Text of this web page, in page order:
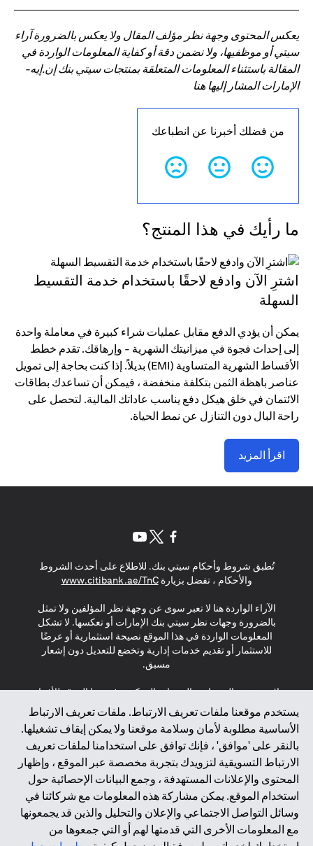
يعكس المحتوى وجهة نظر مؤلف المقال ولا يعكس بالضرورة آراء
سيتي أو موظفيها، ولا نضمن دقة أو كفاية المعلومات الواردة في
المقالة باستثناء المعلومات المتعلقة بمنتجات سيتي بنك إن.إيه-
الإمارات المشار إليها هنا
من فضلك أخبرنا عن انطباعك
ما رأيك في هذا المنتج؟
اشترِ الآن وادفع لاحقًا باستخدام خدمة التقسيط
السهلة
يمكن أن يؤدي الدفع مقابل عمليات شراء كبيرة في معاملة واحدة
إلى إحداث فجوة في ميزانيتك الشهرية - وإرهاقك. تقدم خطط
الأقساط الشهرية المتساوية (EMI) بديلاً. إذا كنت بحاجة إلى تمويل
عناصر باهظة الثمن بتكلفة منخفضة ، فيمكن أن تساعدك بطاقات
الائتمان في خلق هيكل دفع يناسب عاداتك المالية. لتحصل على
راحة البال دون التنازل عن نمط الحياة.
اقرأ المزيد
يستخدم موقعنا ملفات تعريف الارتباط. ملفات تعريف الارتباط
الأساسية مطلوبة لأمان وسلامة موقعنا ولا يمكن إيقاف تشغيلها.
بالنقر على 'موافق' ، فإنك توافق على استخدامنا لملفات تعريف
الارتباط التسويقية لتزويدك بتجربة مخصصة عبر الموقع ، وإظهار
المحتوى والإعلانات المستهدفة ، وجمع البيانات الإحصائية حول
استخدام الموقع. يمكن مشاركة هذه المعلومات مع شركائنا في
وسائل التواصل الاجتماعي والإعلان والتحليل والذين قد يجمعونها
مع المعلومات الأخرى التي قدمتها لهم أو التي جمعوها من
تُطبق شروط وأحكام سيتي بنك. للاطلاع على أحدث الشروط
والأحكام ، تفضل بزيارةwww.citibank.ae/TnC
(opens in a new tab)
الآراء الواردة هنا لا تعبر سوى عن وجهة نظر المؤلفين ولا تمثل
بالضرورة وجهات نظر سيتي بنك الإمارات أو تعكسها. لا تشكل
المعلومات الواردة في هذا الموقع نصيحة استثمارية أو عرضًا
للاستثمار أو تقديم خدمات إدارية وتخضع للتعديل دون إشعار
مسبق.
لا يتم تقديم المنتجات والخدمات المذكورة في هذا الموقع للأفراد
المقيمين في الاتحاد الأوروبي أو المنطقة الاقتصادية الأوروبية أو
سويسرا أو غيرنسي أو جيرسي أو موناكو أو سان مارينو أو
الفاتيكان أو جزيرة مان أو المملكة المتحدة أو خصوصية البيانات
(لائحة حماية البيانات العامة \ قانون حماية البيانات الشخصية
العامة \ قانون خصوصية نيوزيلندا). المحتوى الموجود في هذه
الصفحة ليس ولا ينبغي تفسيره على أنه عرض أو دعوة أو دعوة
لشراء أو بيع أي من المنتجات والخدمات المذكورة هنا لمثل هؤلاء
الأفراد.
*GDPR – اللائحة العامة لحماية البيانات؛ * LGPD – Lei Geral de